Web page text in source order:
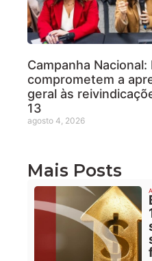
Campanha
comprometem a
geral às
13
agosto 4, 2026
Mais Posts